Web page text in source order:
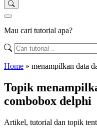
Mau cari tutorial apa?
Home » menampilkan data
Topik
combobox delphi
Artikel, tutorial dan topik